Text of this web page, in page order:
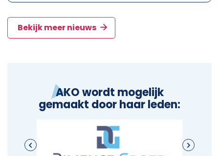
Bekijk meer nieuws
AKO wordt mogelijk
gemaakt door haar leden: